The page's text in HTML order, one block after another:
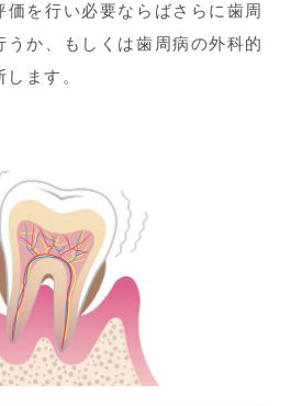
価を行い必要ならばさらに歯周
うか、もしくは歯周病の外科的
ます。